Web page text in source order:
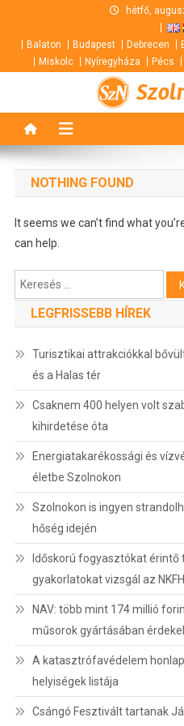
content
hétfő,
Balaton Budapest Debrecen
Miskolc
Nyíregyháza Pécs
NOTHING FOUND
It seems we can’t find what
can help.
Keresés:
LEGFRISSEBB HÍREK
Turisztikai attrakciókkal
és a Halas tér
Csaknem 400 helyen volt
kihirdetése óta
Energiatakarékossági és
életbe Szolnokon
Szolnokon is ingyen
hőség idején
Időskorú fogyasztókat
gyakorlatokat vizsgál az NKFH
NAV: több mint 174 millió
műsorok gyártásában
A katasztrófavédelem
helyiségek listája
Csángó Fesztivált tartanak